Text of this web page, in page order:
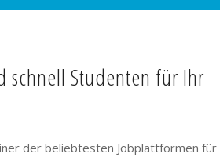
schnell Studenten für Ihr
der beliebtesten Jobplattformen für